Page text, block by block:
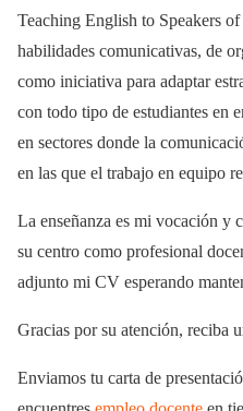
Teaching English to Speakers
habilidades comunicativas, de
como iniciativa para adaptar
con todo tipo de estudiantes en
en sectores donde la
en las que el trabajo en equipo
La enseñanza es mi vocación y
su centro como profesional
adjunto mi CV esperando
Gracias por su atención, reciba
Enviamos tu carta de